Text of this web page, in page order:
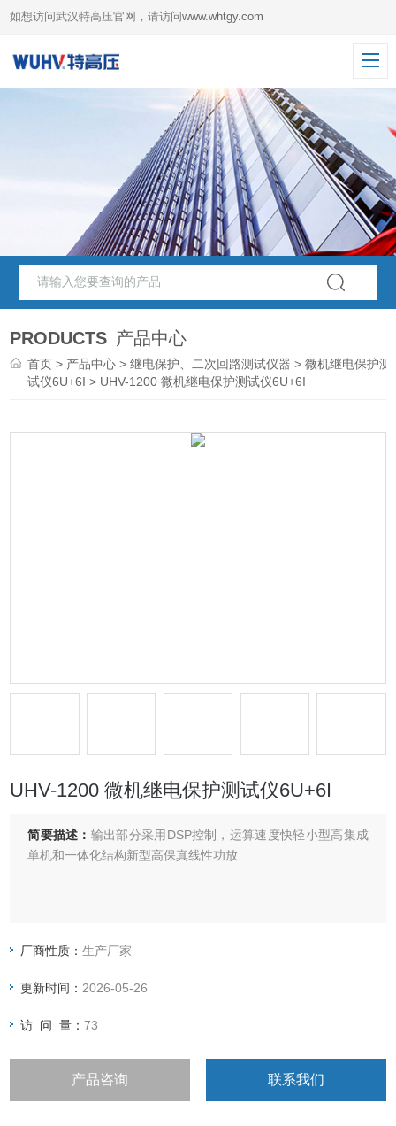
如想访问武汉特高压官网，请访问www.whtgy.com
PRODUCTS 产品中心
首页 > 产品中心 >继电保护、二次回路测试仪器 >微机继电保护测
试仪6U+6I > UHV-1200 微机继电保护测试仪6U+6I
UHV-1200 微机继电保护测试仪6U+6I
简要描述： 输出部分采用DSP控制，运算速度快轻小型高集成
单机和一体化结构新型高保真线性功放
厂商性质：生产厂家
更新时间： 2026-05-26
访 问 量：73
产品咨询 联系我们